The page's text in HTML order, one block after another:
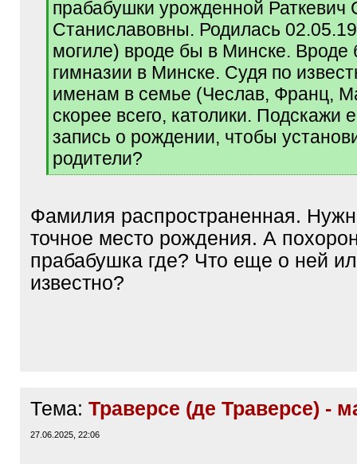
прабабушки урожденной Раткевич
Станиславовны. Родилась
могиле) вроде бы в Минске. Вроде
гимназии в Минске. Судя по
именам в семье (Чеслав, Франц,
скорее всего, католики. Подскажи
запись о рождении, чтобы
родители?
[
]
Фамилия распространенная.
точное место рождения. А
прабабушка где? Что еще о ней
известно?
Тема: Траверсе (де Траверсе) -
27.06.2025, 22:06